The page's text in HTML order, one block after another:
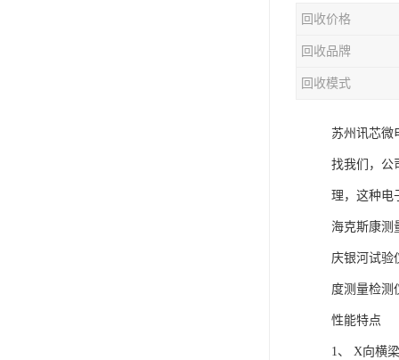
回收价格
回收品牌
回收模式
苏州讯芯微
找我们，公
理，这种电
海克斯康测
庆银河试验
度测量检测
性能特点
1、 X向横